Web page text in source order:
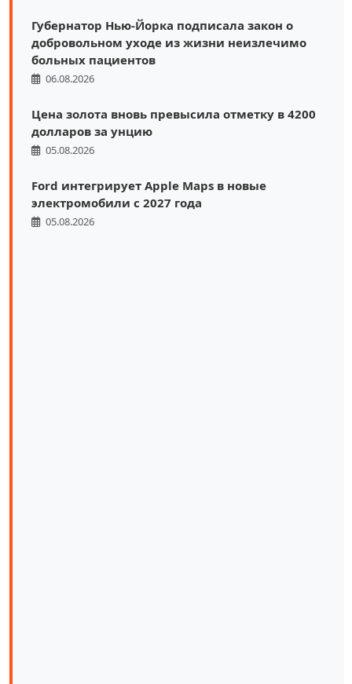
Губернатор Нью-Йорка подписала закон о
добровольном уходе из жизни неизлечимо
больных пациентов
06.08.2026
Цена золота вновь превысила отметку в 4200
долларов за унцию
05.08.2026
Ford интегрирует Apple Maps в новые
электромобили с 2027 года
05.08.2026